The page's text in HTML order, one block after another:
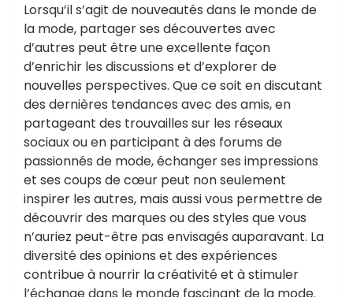
Lorsqu’il s’agit de nouveautés dans le monde de
la mode, partager ses découvertes avec
d’autres peut être une excellente façon
d’enrichir les discussions et d’explorer de
nouvelles perspectives. Que ce soit en discutant
des dernières tendances avec des amis, en
partageant des trouvailles sur les réseaux
sociaux ou en participant à des forums de
passionnés de mode, échanger ses impressions
et ses coups de cœur peut non seulement
inspirer les autres, mais aussi vous permettre de
découvrir des marques ou des styles que vous
n’auriez peut-être pas envisagés auparavant. La
diversité des opinions et des expériences
contribue à nourrir la créativité et à stimuler